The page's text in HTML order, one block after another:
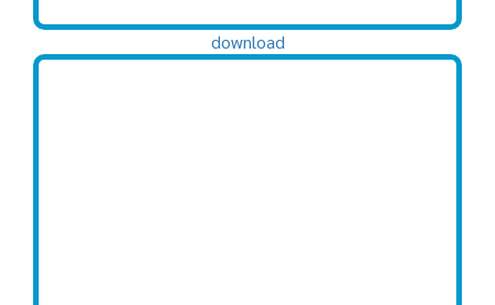
download